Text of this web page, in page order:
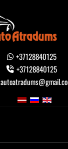
+37128840125
+37128840125